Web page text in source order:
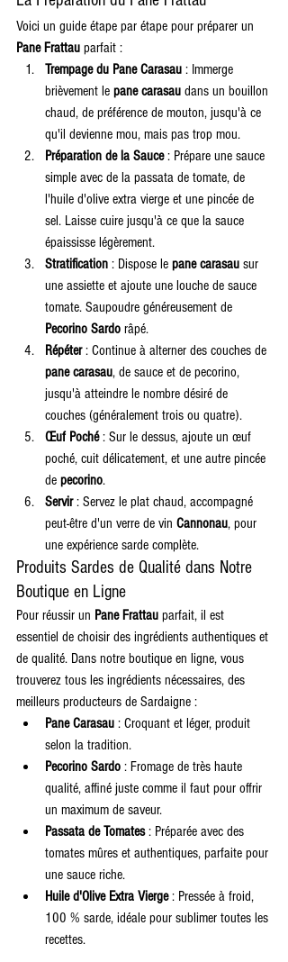
Voici un guide étape par étape pour préparer un
Pane Frattau parfait :
Trempage du Pane Carasau : Immerge
brièvement le pane carasau dans un bouillon
chaud, de préférence de mouton, jusqu'à ce
qu'il devienne mou, mais pas trop mou.
Préparation de la Sauce : Prépare une sauce
simple avec de la passata de tomate, de
l'huile d'olive extra vierge et une pincée de
sel. Laisse cuire jusqu'à ce que la sauce
épaississe légèrement.
Stratification : Dispose le pane carasau sur
une assiette et ajoute une louche de sauce
tomate. Saupoudre généreusement de
Pecorino Sardo râpé.
Répéter : Continue à alterner des couches de
pane carasau, de sauce et de pecorino,
jusqu'à atteindre le nombre désiré de
couches (généralement trois ou quatre).
Œuf Poché : Sur le dessus, ajoute un œuf
poché, cuit délicatement, et une autre pincée
de pecorino.
Servir : Servez le plat chaud, accompagné
peut-être d'un verre de vin Cannonau, pour
une expérience sarde complète.
Produits Sardes de Qualité dans Notre
Boutique en Ligne
Pour réussir un Pane Frattau parfait, il est
essentiel de choisir des ingrédients authentiques et
de qualité. Dans notre boutique en ligne, vous
trouverez tous les ingrédients nécessaires, des
meilleurs producteurs de Sardaigne :
Pane Carasau : Croquant et léger, produit
selon la tradition.
Pecorino Sardo : Fromage de très haute
qualité, affiné juste comme il faut pour offrir
un maximum de saveur.
Passata de Tomates : Préparée avec des
tomates mûres et authentiques, parfaite pour
une sauce riche.
Huile d'Olive Extra Vierge : Pressée à froid,
100 % sarde, idéale pour sublimer toutes les
recettes.